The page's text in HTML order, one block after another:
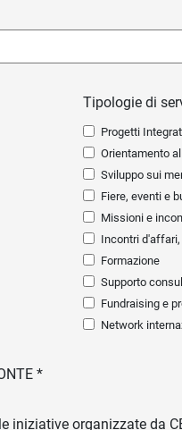
Tipologie di
Progetti
Orientamento
Sviluppo sui
Fiere, eventi e
Missioni e
Incontri
Formazione
Supporto
Fundraising e
Network
*
iniziative organizzate da